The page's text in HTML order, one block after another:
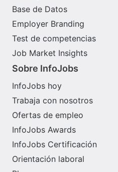
Base de Datos
Employer Branding
Test de competencias
Job Market Insights
Sobre InfoJobs
InfoJobs hoy
Trabaja con nosotros
Ofertas de empleo
InfoJobs Awards
InfoJobs Certificación
Orientación laboral